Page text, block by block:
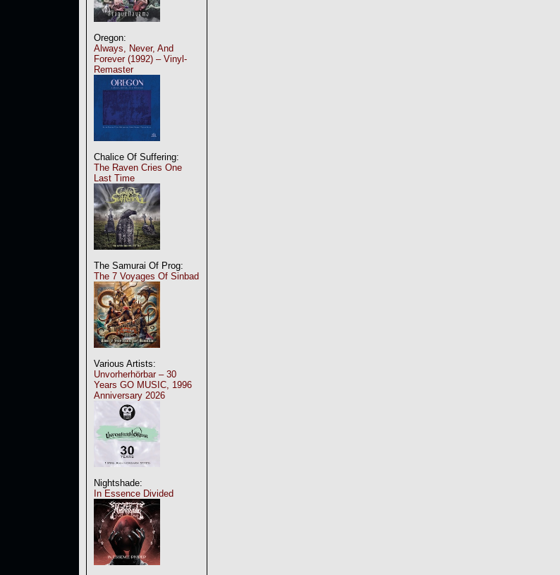
Oregon:
Always, Never, And
Forever (1992) – Vinyl-
Remaster
Chalice Of Suffering:
The Raven Cries One
Last Time
The Samurai Of Prog:
The 7 Voyages Of Sinbad
Various Artists:
Unvorherhörbar – 30
Years GO MUSIC, 1996
Anniversary 2026
Nightshade:
In Essence Divided